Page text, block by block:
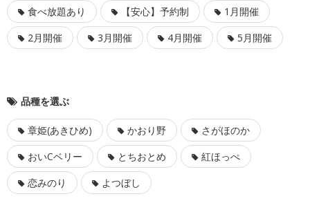
食べ放題あり
【安心】予約制
1月開催
2月開催
3月開催 4月開催 5月開催
品種を選ぶ
章姫(あきひめ) かおり野
さがほのか
おいCベリー
とちおとめ
紅ほっぺ
恋みのり
よつぼし